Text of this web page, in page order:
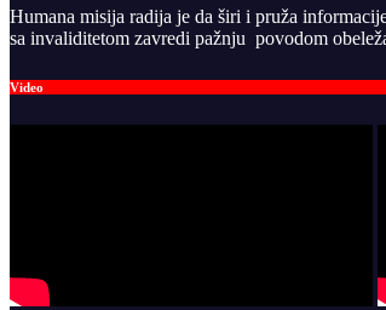
Humana misija radija je da širi i pruža
sa invaliditetom zavredi pažnju povodom
Video